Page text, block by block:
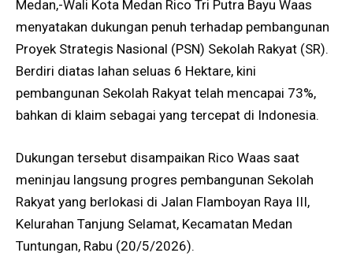
Medan,-Wali Kota Medan Rico Tri Putra Bayu Waas
menyatakan dukungan penuh terhadap pembangunan
Proyek Strategis Nasional (PSN) Sekolah Rakyat (SR).
Berdiri diatas lahan seluas 6 Hektare, kini
pembangunan Sekolah Rakyat telah mencapai 73%,
bahkan di klaim sebagai yang tercepat di Indonesia.
Dukungan tersebut disampaikan Rico Waas saat
meninjau langsung progres pembangunan Sekolah
Rakyat yang berlokasi di Jalan Flamboyan Raya III,
Kelurahan Tanjung Selamat, Kecamatan Medan
Tuntungan, Rabu (20/5/2026).